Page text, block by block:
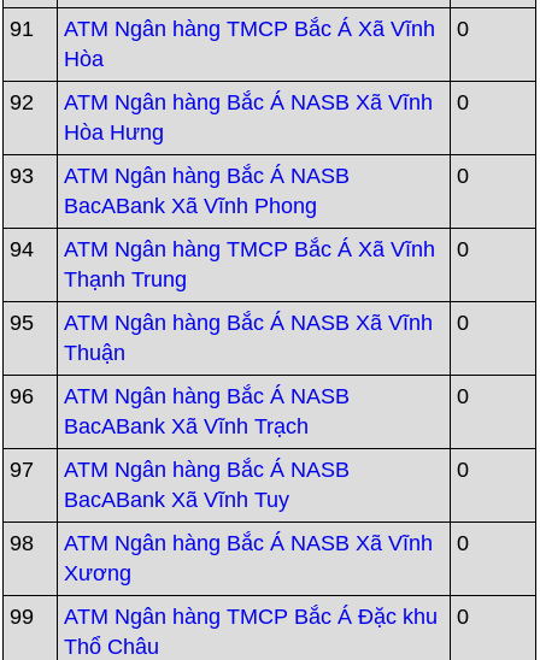
91
ATM Ngân hàng TMCP Bắc Á Xã Vĩnh
Hòa
0
92
ATM Ngân hàng Bắc Á NASB Xã Vĩnh
Hòa Hưng
0
93
ATM Ngân hàng Bắc Á NASB
BacABank Xã Vĩnh Phong
0
94
ATM Ngân hàng TMCP Bắc Á Xã Vĩnh
Thạnh Trung
0
95
ATM Ngân hàng Bắc Á NASB Xã Vĩnh
Thuận
0
96
ATM Ngân hàng Bắc Á NASB
BacABank Xã Vĩnh Trạch
0
97
ATM Ngân hàng Bắc Á NASB
BacABank Xã Vĩnh Tuy
0
98
ATM Ngân hàng Bắc Á NASB Xã Vĩnh
Xương
0
99
ATM Ngân hàng TMCP Bắc Á Đặc khu
Thổ Châu
0